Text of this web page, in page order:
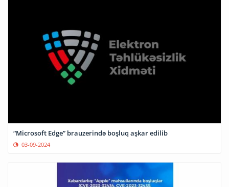
“Microsoft Edge” brauzerində boşluq aşkar edilib
03-09-2024